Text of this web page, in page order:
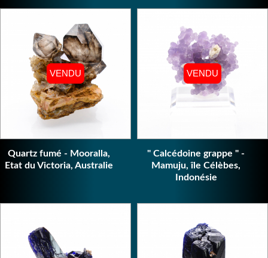
VENDU
VENDU
Quartz fumé - Mooralla,
Etat du Victoria, Australie
VENDU
VENDU
" Calcédoine grappe " -
Mamuju, île Célèbes,
Indonésie